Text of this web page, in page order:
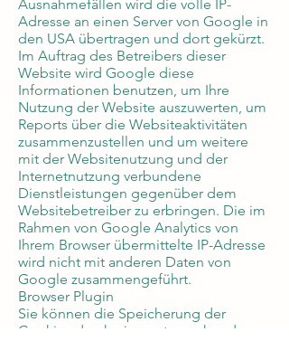
Ausnahmefällen wird die volle IP-
Adresse an einen Server von Google in
den USA übertragen und dort gekürzt.
Im Auftrag des Betreibers dieser
Website wird Google diese
Informationen benutzen, um Ihre
Nutzung der Website auszuwerten, um
Reports über die Websiteaktivitäten
zusammenzustellen und um weitere
mit der Websitenutzung und der
Internetnutzung verbundene
Dienstleistungen gegenüber dem
Websitebetreiber zu erbringen. Die im
Rahmen von Google Analytics von
Ihrem Browser übermittelte IP-Adresse
wird nicht mit anderen Daten von
Google zusammengeführt.
Browser Plugin
Sie können die Speicherung der
Cookies durch eine entsprechende